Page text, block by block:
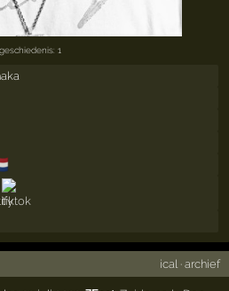
geschiedenis: 1
ical· archief